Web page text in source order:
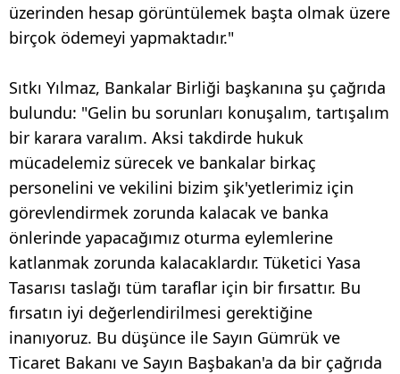
üzerinden hesap görüntülemek başta olmak üzere
birçok ödemeyi yapmaktadır."
Sıtkı Yılmaz, Bankalar Birliği başkanına şu çağrıda
bulundu: "Gelin bu sorunları konuşalım, tartışalım
bir karara varalım. Aksi takdirde hukuk
mücadelemiz sürecek ve bankalar birkaç
personelini ve vekilini bizim şik'yetlerimiz için
görevlendirmek zorunda kalacak ve banka
önlerinde yapacağımız oturma eylemlerine
katlanmak zorunda kalacaklardır. Tüketici Yasa
Tasarısı taslağı tüm taraflar için bir fırsattır. Bu
fırsatın iyi değerlendirilmesi gerektiğine
inanıyoruz. Bu düşünce ile Sayın Gümrük ve
Ticaret Bakanı ve Sayın Başbakan'a da bir çağrıda